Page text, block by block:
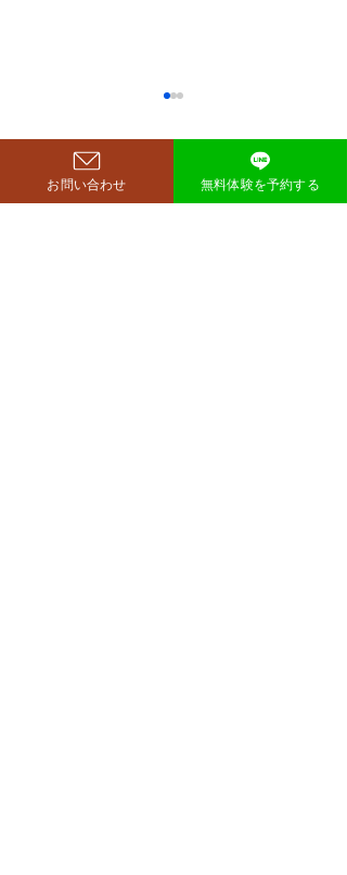
月で38キロ減のダイエッ
ト方法とは？
空気階段・鈴木もぐらさん
（38）が、わずか3ヶ月で体
コメント
お問い合わせ 無料体験を予約する